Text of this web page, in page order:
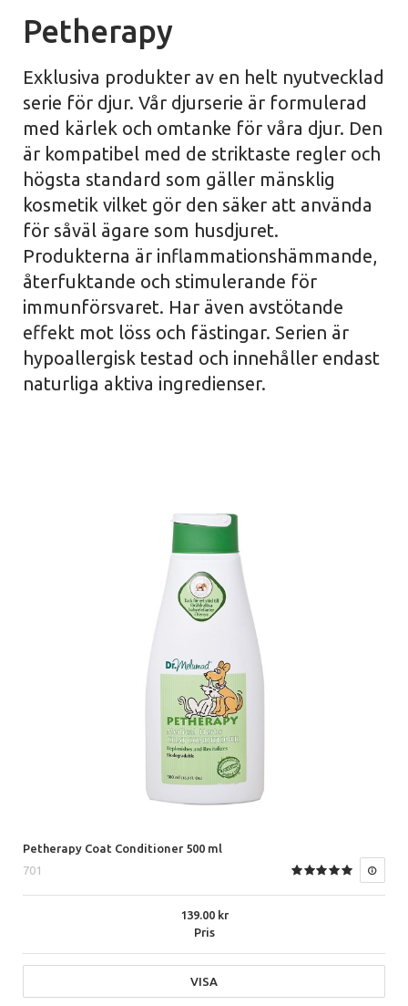
Petherapy
Exklusiva produkter av en helt nyutvecklad
serie för djur. Vår djurserie är formulerad
med kärlek och omtanke för våra djur. Den
är kompatibel med de striktaste regler och
högsta standard som gäller mänsklig
kosmetik vilket gör den säker att använda
för såväl ägare som husdjuret.
Produkterna är inflammationshämmande,
återfuktande och stimulerande för
immunförsvaret. Har även avstötande
effekt mot löss och fästingar. Serien är
hypoallergisk testad och innehåller endast
naturliga aktiva ingredienser.
Petherapy Coat Conditioner 500 ml
701
Pris
139.00
VISA